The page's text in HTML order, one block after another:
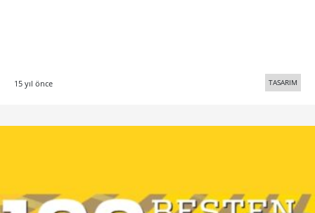
15 yıl önce TASARIM